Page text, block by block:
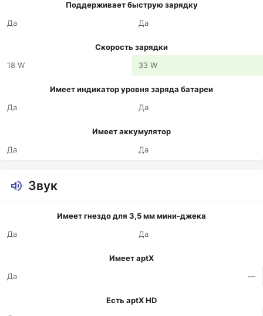
Поддерживает быструю зарядку
Да
Да
Скорость зарядки
18 W
33 W
Имеет индикатор уровня заряда батареи
Да
Да
Имеет аккумулятор
Да
Да
Звук
Имеет гнездо для 3,5 мм мини-джека
Да
Да
Имеет aptX
Да
—
Есть aptX HD